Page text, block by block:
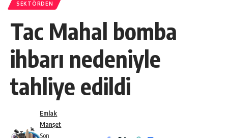
SEKTÖRDEN
Tac Mahal bomba
ihbarı nedeniyle
tahliye edildi
Son
Emlak
Manşet